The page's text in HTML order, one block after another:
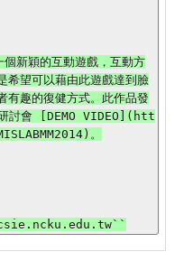
新穎的互動遊戲，互動方
希望可以藉由此遊戲達到臉
有趣的復健方式。此作品發
討會 [DEMO VIDEO](htt
。